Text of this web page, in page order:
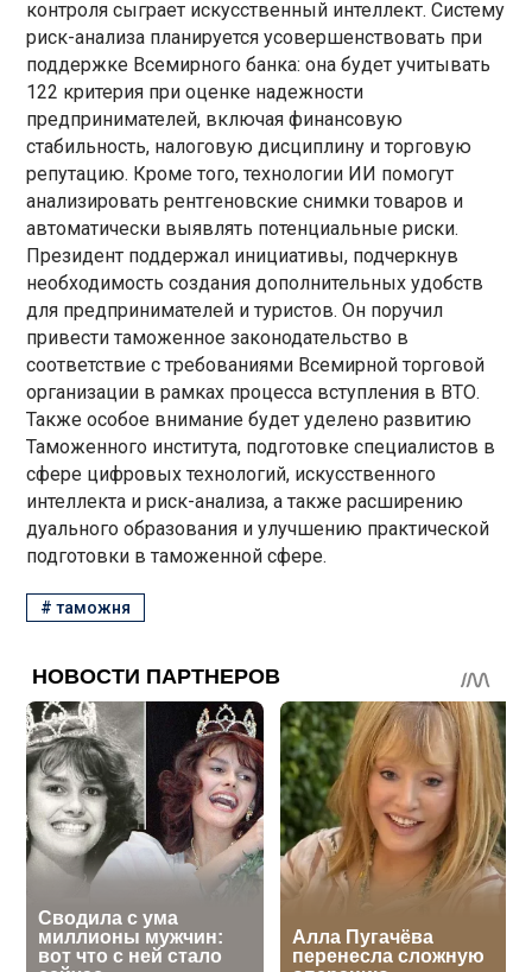
контроля сыграет искусственный интеллект. Систему
риск-анализа планируется усовершенствовать при
поддержке Всемирного банка: она будет учитывать
122 критерия при оценке надежности
предпринимателей, включая финансовую
стабильность, налоговую дисциплину и торговую
репутацию. Кроме того, технологии ИИ помогут
анализировать рентгеновские снимки товаров и
автоматически выявлять потенциальные риски.
Президент поддержал инициативы, подчеркнув
необходимость создания дополнительных удобств
для предпринимателей и туристов. Он поручил
привести таможенное законодательство в
соответствие с требованиями Всемирной торговой
организации в рамках процесса вступления в ВТО.
Также особое внимание будет уделено развитию
Таможенного института, подготовке специалистов в
сфере цифровых технологий, искусственного
интеллекта и риск-анализа, а также расширению
дуального образования и улучшению практической
подготовки в таможенной сфере.
#таможня